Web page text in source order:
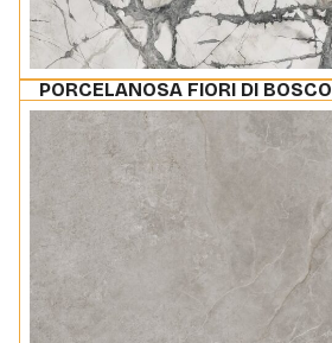
PORCELANOSA FIORI DI BOSCO